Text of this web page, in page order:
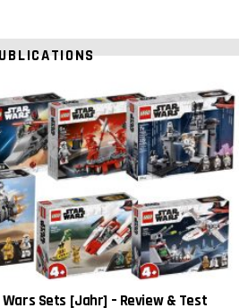
Wars Sets [Jahr] – Review & Test